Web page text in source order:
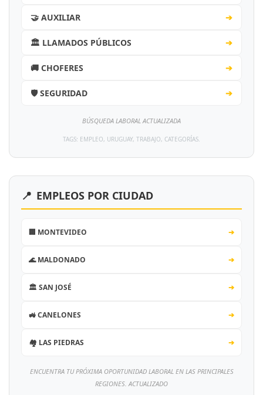
🤝 AUXILIAR ➔
🏛️ LLAMADOS PÚBLICOS ➔
🚚 CHOFERES ➔
🛡️ SEGURIDAD ➔
BÚSQUEDA LABORAL ACTUALIZADA
TAGS: EMPLEO, URUGUAY, TRABAJO, CATEGORÍAS.
📍 EMPLEOS POR CIUDAD
🏢 MONTEVIDEO ➔
🌊 MALDONADO ➔
🏛️ SAN JOSÉ ➔
🚜 CANELONES ➔
🏘️ LAS PIEDRAS ➔
ENCUENTRA TU PRÓXIMA OPORTUNIDAD LABORAL EN LAS PRINCIPALES
REGIONES. ACTUALIZADO